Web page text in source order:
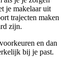
je makelaar uit
trajecten maken
zijn.
en dan
bij je past.